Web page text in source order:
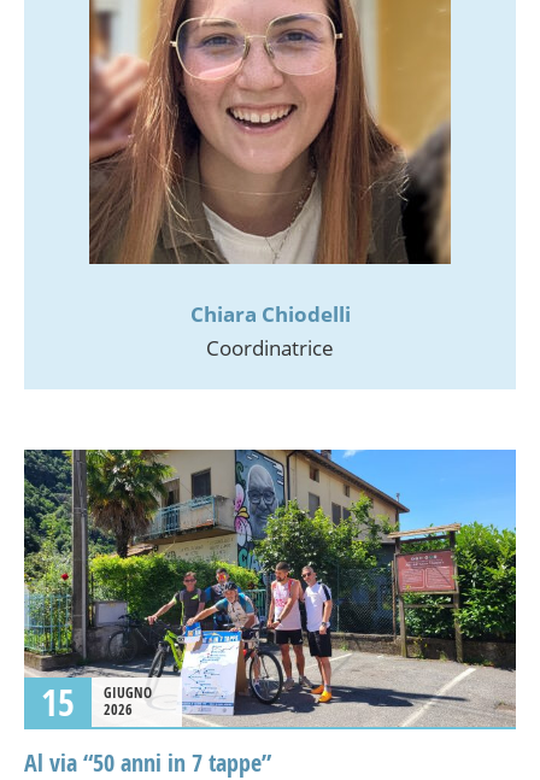
Chiara Chiodelli
Coordinatrice
15
GIUGNO
2026
Al via “50 anni in 7 tappe”